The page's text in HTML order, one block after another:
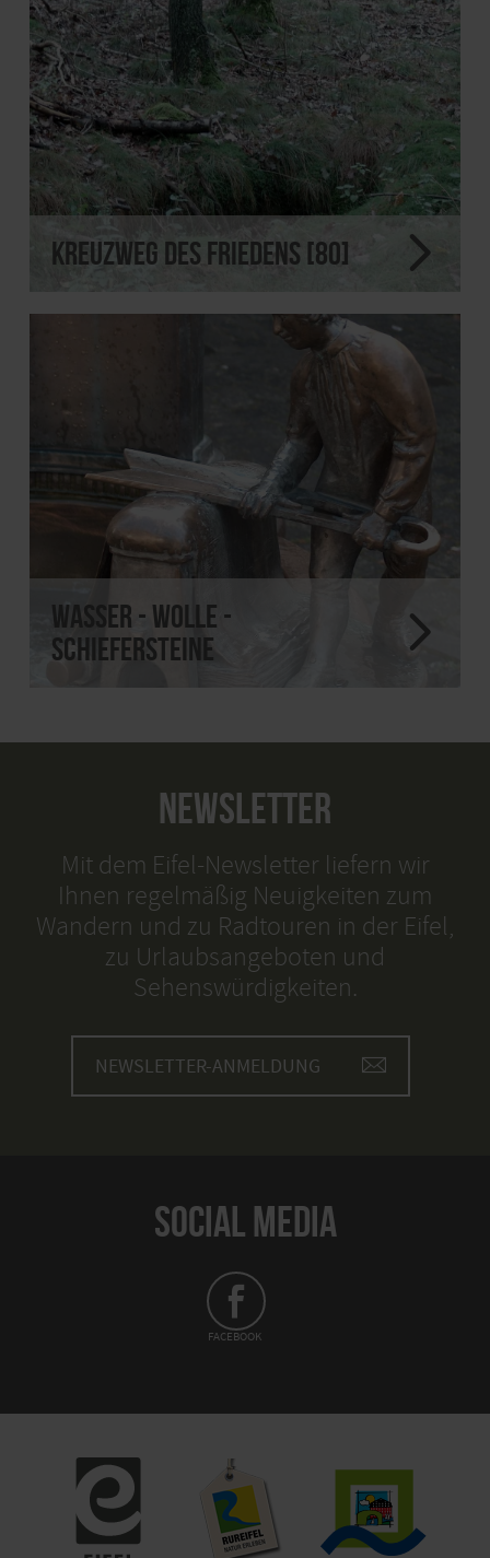
Kreuzweg des Friedens [80]
Wasser - Wolle -
Schiefersteine
NEWSLETTER
Mit dem Eifel-Newsletter liefern wir
Ihnen regelmäßig Neuigkeiten zum
Wandern und zu Radtouren in der Eifel,
zu Urlaubsangeboten und
Sehenswürdigkeiten.
NEWSLETTER-ANMELDUNG
SOCIAL MEDIA
FACEBOOK